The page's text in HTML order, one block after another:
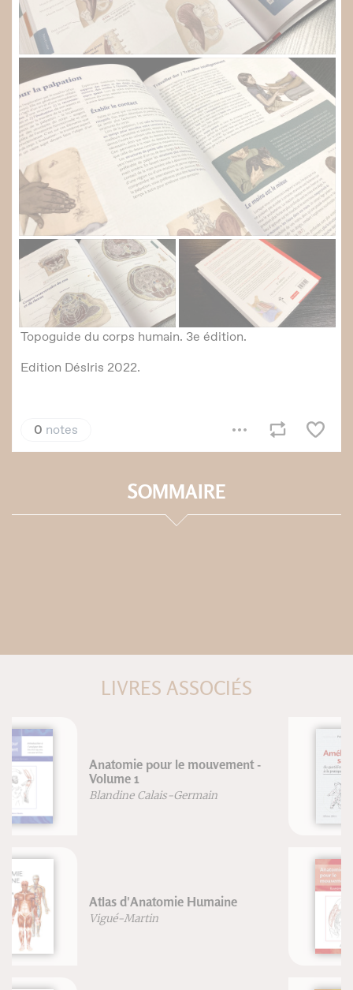
SOMMAIRE
LIVRES ASSOCIÉS
Améliorer sa posture
Frédéric Brigaud
Anatomie pour le mouvement -
Volume 2: Nouvelle édition
Blandine Calais-Germain